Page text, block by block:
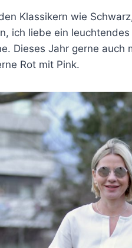
Klassikern wie
ich liebe ein
Dieses Jahr gerne
Rot mit Pink.